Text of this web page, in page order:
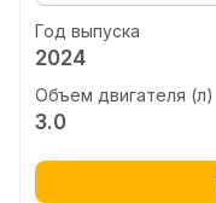
Год выпуска
2024
Объем двигателя (л)
3.0